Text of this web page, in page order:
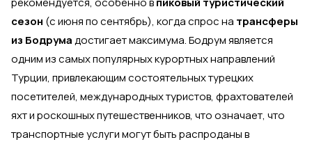
сезон (с июня по сентябрь), когда спрос на трансферы
из Бодрумадостигает максимума. Бодрум является
одним из самых популярных курортных направлений
Турции, привлекающим состоятельных турецких
посетителей, международных туристов, фрахтователей
яхт и роскошных путешественников, что означает, что
транспортные услуги могут быть распроданы в